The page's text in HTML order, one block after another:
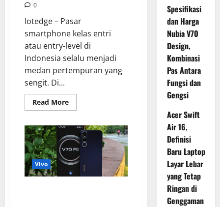
0
Iotedge – Pasar
smartphone kelas entri
atau entry-level di
Indonesia selalu menjadi
medan pertempuran yang
sengit. Di...
Read MoreRead
more
Smart
20,
Smartphone
Rp1
Jutaan
dengan
Spesifikasi
Paling
Vivo
Spesifikasi
dan Harga
Nubia V70
Design,
Kombinasi
Pas Antara
Fungsi dan
Gengsi
Acer Swift
Air 16,
Definisi
Baru Laptop
Layar Lebar
yang Tetap
Ringan di
Genggaman